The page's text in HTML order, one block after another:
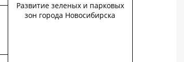
Развитие зеленых и парковых
зон города Новосибирска